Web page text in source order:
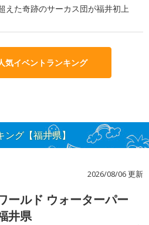
えた奇跡のサーカス団が福井初上
気イベントランキング
グ【福井県】
2026/08/06 更新
ールド ウォーターパー
井県